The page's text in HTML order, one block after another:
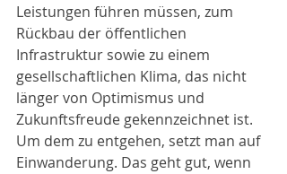
Leistungen führen müssen, zum
Rückbau der öffentlichen
Infrastruktur sowie zu einem
gesellschaftlichen Klima, das nicht
länger von Optimismus und
Zukunftsfreude gekennzeichnet ist.
Um dem zu entgehen, setzt man auf
Einwanderung. Das geht gut, wenn